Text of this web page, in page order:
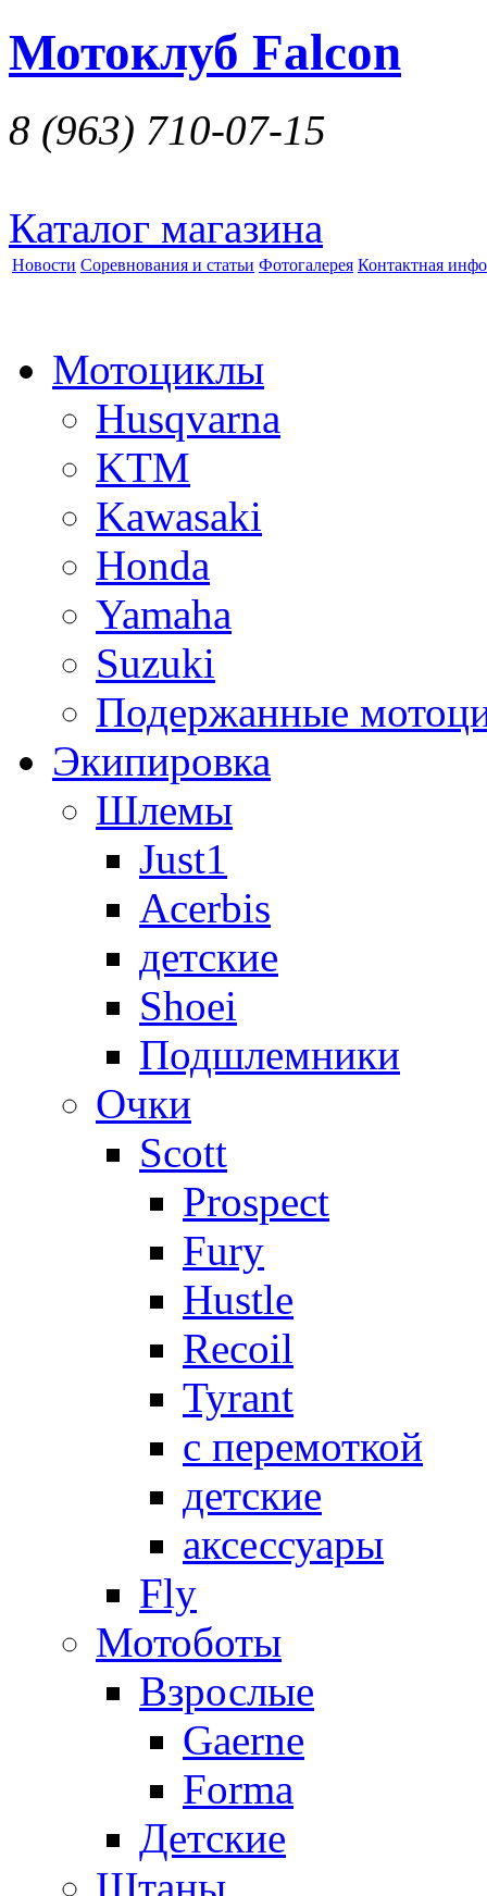
Мотоклуб Falcon
8 (963) 710-07-15
Каталог магазина
Новости Соревнования и статьи Фотогалерея Контактная
Мотоциклы
Husqvarna
KTM
Kawasaki
Honda
Yamaha
Suzuki
Подержанные
Экипировка
Шлемы
Just1
Acerbis
детские
Shoei
Подшлемники
Очки
Scott
Prospect
Fury
Hustle
Recoil
Tyrant
с перемоткой
детские
аксессуары
Fly
Мотоботы
Взрослые
Gaerne
Forma
Детские
Штаны